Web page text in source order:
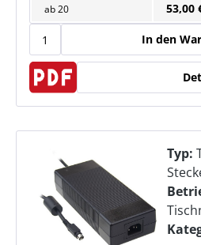
ab20 53,00
In den
Typ: